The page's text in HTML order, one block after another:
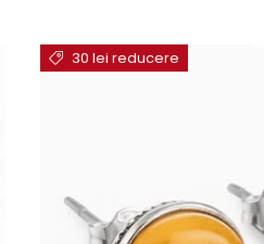
30 lei reducere